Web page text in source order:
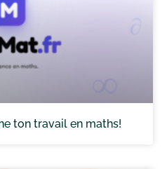
ton travail en maths!